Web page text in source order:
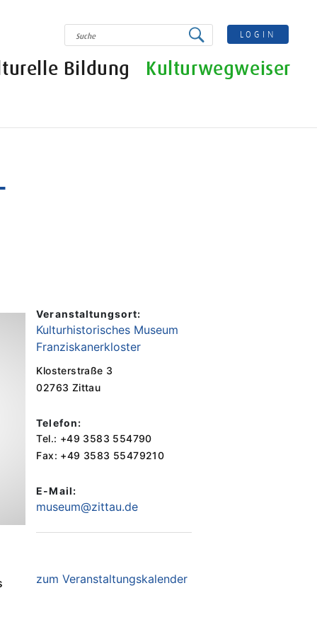
SUCHE LOGIN
Bildung Kulturwegweiser
Veranstaltungsort:
Kulturhistorisches Museum
Franziskanerkloster
Klosterstraße 3
02763 Zittau
Telefon:
Tel.: +49 3583 554790
Fax: +49 3583 55479210
E-Mail:
museum@zittau.de
zum Veranstaltungskalender